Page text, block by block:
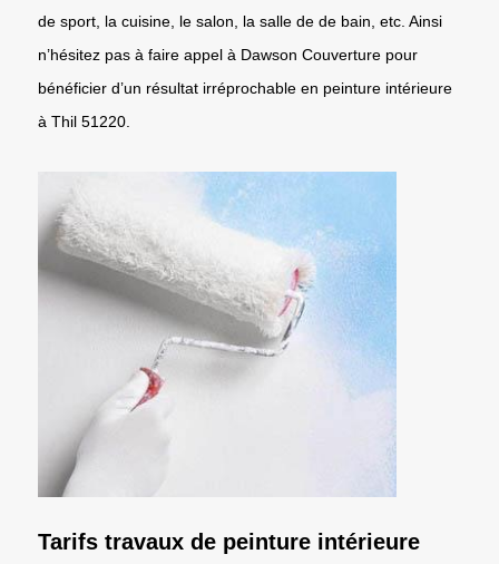
de sport, la cuisine, le salon, la salle de de bain, etc. Ainsi
n’hésitez pas à faire appel à Dawson Couverture pour
bénéficier d’un résultat irréprochable en peinture intérieure
à Thil 51220.
Tarifs travaux de peinture intérieure